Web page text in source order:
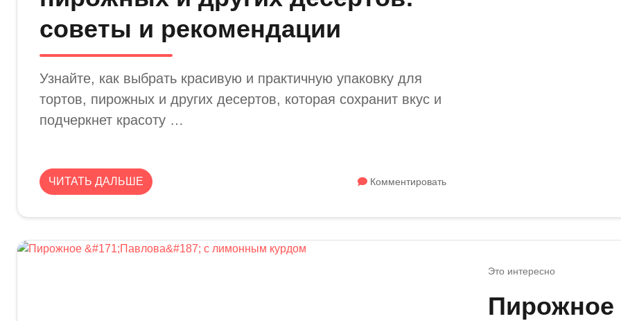
советы и рекомендации
Узнайте, как выбрать красивую и практичную упаковку для
тортов, пирожных и других десертов, которая сохранит вкус и
подчеркнет красоту …
ЧИТАТЬ ДАЛЬШЕ Комментировать
Это интересно
Пирожное